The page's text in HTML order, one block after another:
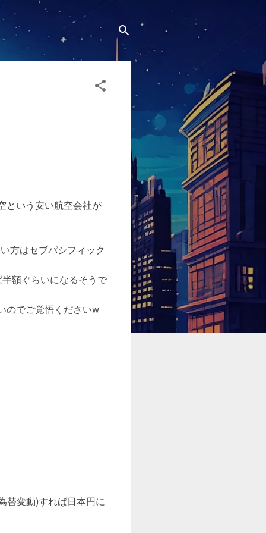
という安い航空会社が
方はセブパシフィック
額ぐらいになるそうで
のでご覚悟くださいw
替変動)すれば日本円に